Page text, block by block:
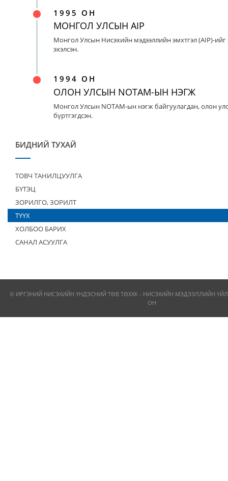
1995 ОН
МОНГОЛ УЛСЫН AIP
Монгол Улсын Нисэхийн мэдээллийн эмхтгэл (AIP)-
эхэлсэн.
1994 ОН
ОЛОН УЛСЫН NOTAM-ЫН НЭГЖ
Монгол Улсын NOTAM-ын нэгж байгуулагдан, олон
бүртгэгдсэн.
БИДНИЙ ТУХАЙ
ТОВЧ ТАНИЛЦУУЛГА
БҮТЭЦ
ЗОРИЛГО, ЗОРИЛТ
ТҮҮХ
ХОЛБОО БАРИХ
САНАЛ АСУУЛГА
© ИРГЭНИЙ НИСЭХИЙН ҮНДЭСНИЙ ТӨВ ТӨХХК - НИСЭХИЙН МЭДЭЭЛЛИЙН
ОН